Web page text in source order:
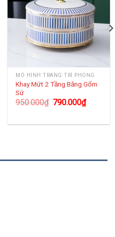
MÔ HÌNH TRANG TRÍ PHÒNG
Khay Mứt 2 Tầng Bằng Gốm
Sứ
950.000₫ 790.000₫